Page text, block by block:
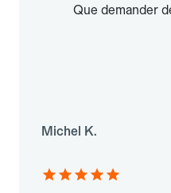
Que demander
Michel K.